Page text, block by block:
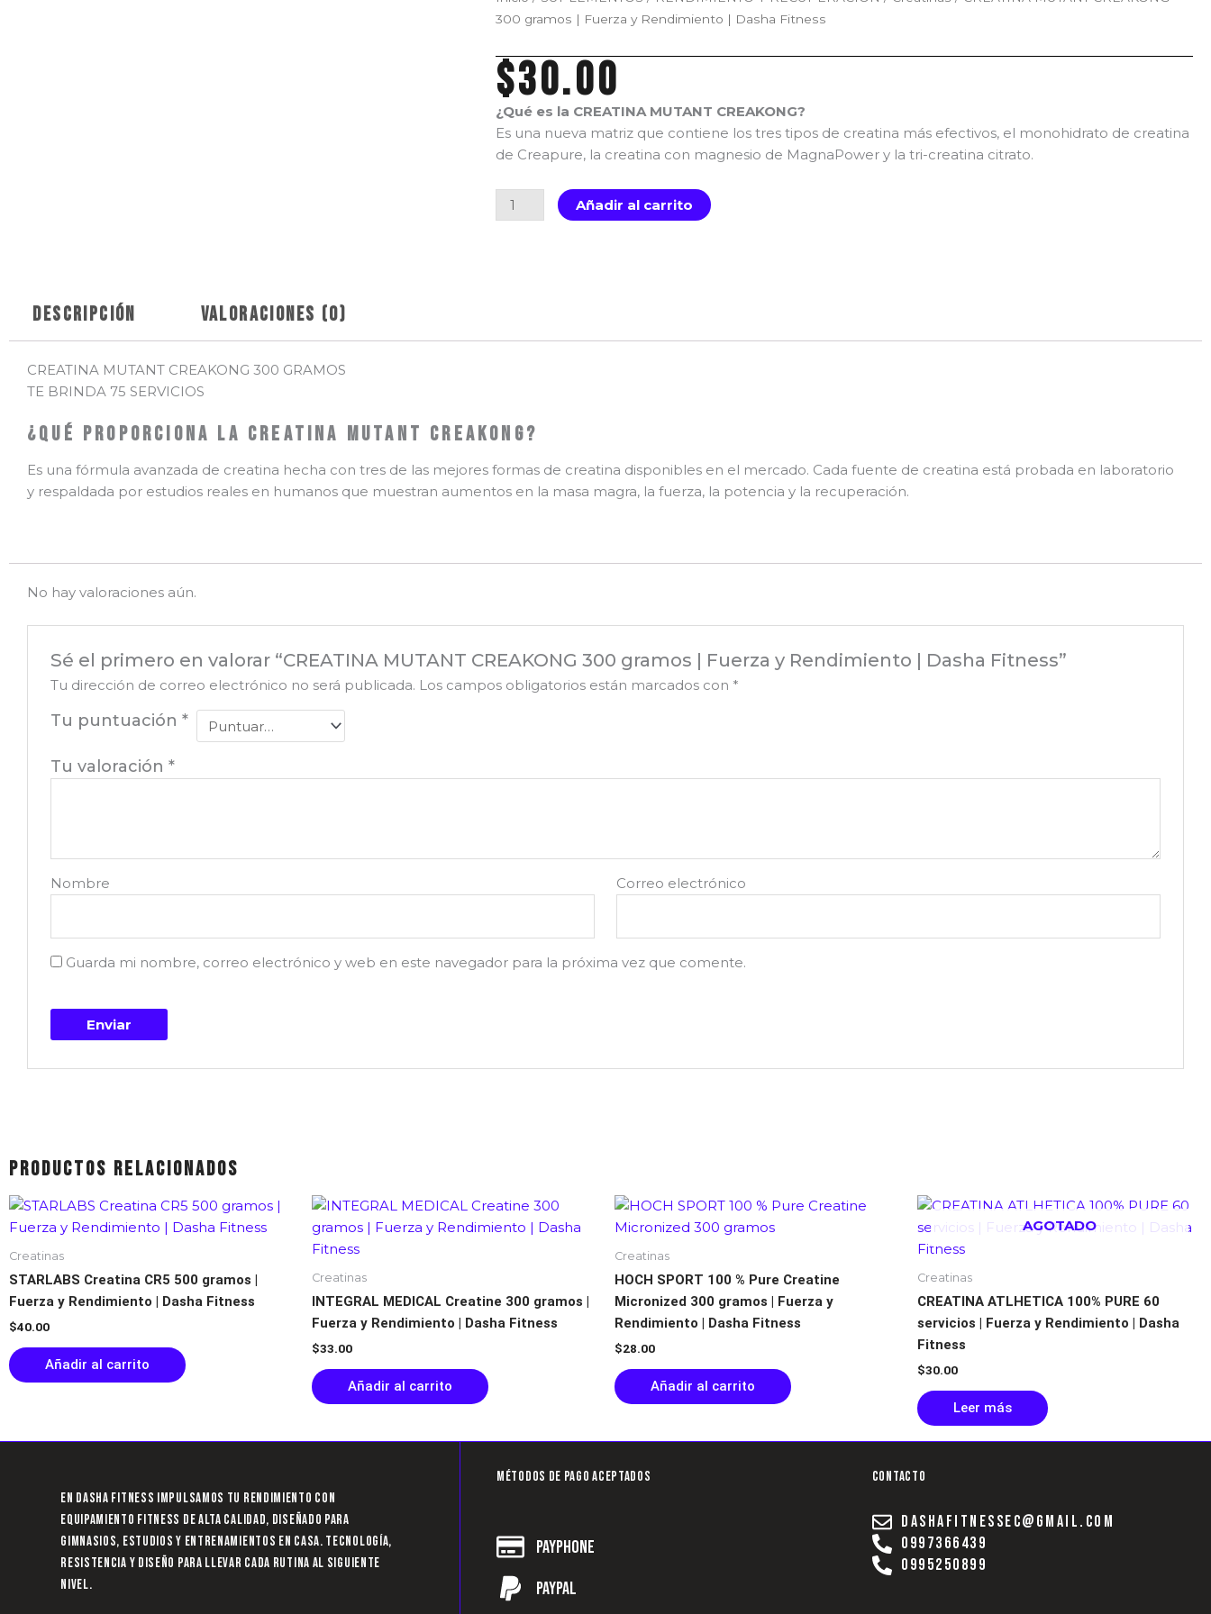
300 gramos | Fuerza y Rendimiento | Dasha Fitness
$30.00
¿Qué es la CREATINA MUTANT CREAKONG?
Es una nueva matriz que contiene los tres tipos de creatina más efectivos, el monohidrato de creatina
de Creapure, la creatina con magnesio de MagnaPower y la tri-creatina citrato.
CREATINA
MUTANT
Fitness
Añadir al carrito
Descripción Valoraciones (0)
CREATINA MUTANT CREAKONG 300 GRAMOS
TE BRINDA 75 SERVICIOS
¿Qué proporciona la CREATINA MUTANT CREAKONG?
Es una fórmula avanzada de creatina hecha con tres de las mejores formas de creatina disponibles en el mercado. Cada fuente de creatina está probada en laboratorio
y respaldada por estudios reales en humanos que muestran aumentos en la masa magra, la fuerza, la potencia y la recuperación.
No hay valoraciones aún.
Sé el primero en valorar “CREATINA MUTANT CREAKONG 300 gramos | Fuerza y Rendimiento | Dasha Fitness”
Tu dirección de correo electrónico no será publicada. Los campos obligatorios están marcados con *
Tu puntuación*
Tu valoración*
Nombre Correo electrónico
Guarda mi nombre, correo electrónico y web en este navegador para la próxima vez que comente.
Productos relacionados
Creatinas
STARLABS Creatina CR5 500 gramos |
Fuerza y Rendimiento | Dasha Fitness
$40.00
Añadir al carrito
Creatinas
INTEGRAL MEDICAL Creatine 300 gramos |
Fuerza y Rendimiento | Dasha Fitness
$33.00
Añadir al carrito
Creatinas
HOCH SPORT 100 % Pure Creatine
Micronized 300 gramos | Fuerza y
Rendimiento | Dasha Fitness
$28.00
Añadir al carrito
AGOTADO
Creatinas
CREATINA ATLHETICA 100% PURE 60
servicios | Fuerza y Rendimiento | Dasha
Fitness
$30.00
Leer más
En Dasha Fitness impulsamos tu rendimiento con
equipamiento fitness de alta calidad, diseñado para
gimnasios, estudios y entrenamientos en casa. Tecnología,
resistencia y diseño para llevar cada rutina al siguiente
nivel.
Métodos de pago aceptados
Payphone
Paypal
Contacto
dashafitnessec@gmail.com
0997366439
0995250899